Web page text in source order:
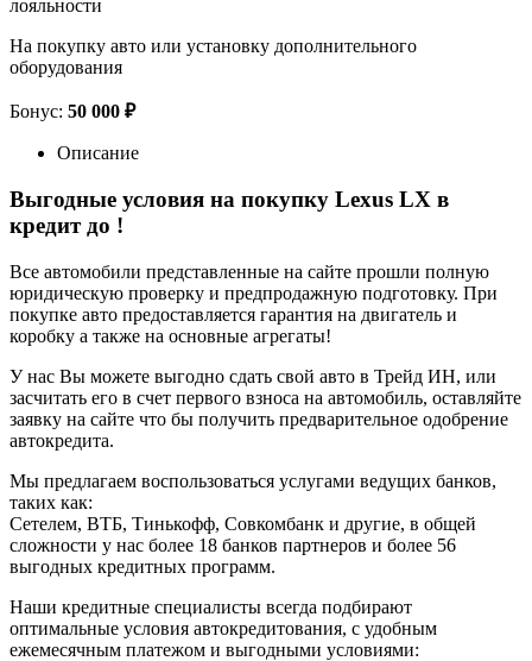
лояльности
На покупку авто или установку дополнительного
оборудования
Бонус: 50 000 ₽
Описание
Выгодные условия на покупку Lexus LX в
кредит до !
Все автомобили представленные на сайте прошли полную
юридическую проверку и предпродажную подготовку. При
покупке авто предоставляется гарантия на двигатель и
коробку а также на основные агрегаты!
У нас Вы можете выгодно сдать свой авто в Трейд ИН, или
засчитать его в счет первого взноса на автомобиль, оставляйте
заявку на сайте что бы получить предварительное одобрение
автокредита.
Мы предлагаем воспользоваться услугами ведущих банков,
таких как:
Сетелем, ВТБ, Тинькофф, Совкомбанк и другие, в общей
сложности у нас более 18 банков партнеров и более 56
выгодных кредитных программ.
Наши кредитные специалисты всегда подбирают
оптимальные условия автокредитования, с удобным
ежемесячным платежом и выгодными условиями: